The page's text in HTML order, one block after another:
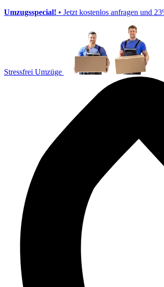
Umzugsspecial! • Jetzt kostenlos anfragen und
Stressfrei Umzüge